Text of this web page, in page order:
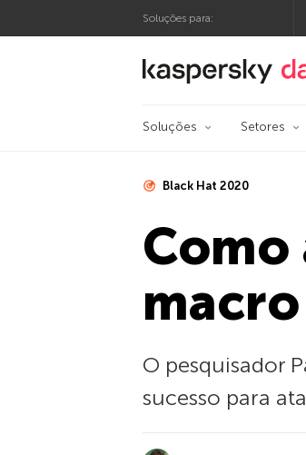
Soluções para:
Blog
Soluções Setores
Black Hat 2020
Como
O pesquisador
sucesso para